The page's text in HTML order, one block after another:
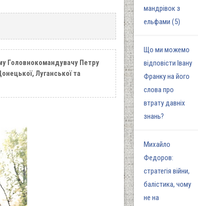
Головнокомандувачу Петру
Луганської та
мандрівок з
ельфами (5)
Що ми можемо
відповісти Івану
Франку на його
слова про
втрату давніх
знань?
Михайло
Федоров:
стратегія війни,
балістика, чому
не на